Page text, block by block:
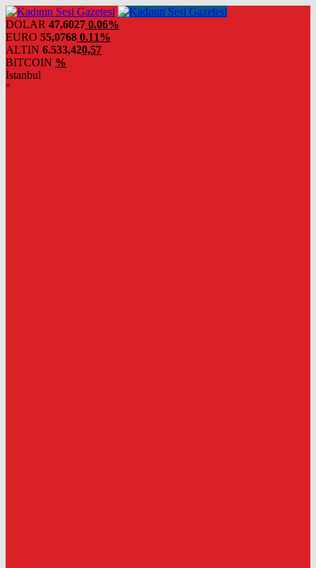
DOLAR 47,6027 0.06%
EURO 55,0768 0.11%
ALTIN 6.533,420,57
BITCOIN %
İstanbul
°